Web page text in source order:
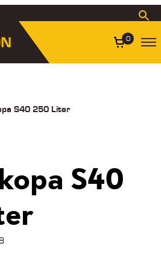
0
S40 250 Liter
S40